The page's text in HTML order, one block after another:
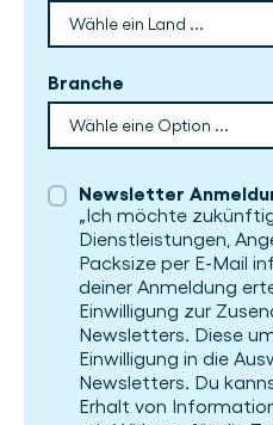
Branche
Newsletter
„Ich möchte
Dienstleistungen,
Packsize per E-Mail
deiner Anmeldung
Einwilligung zur
Newsletters. Diese
Einwilligung in die
Newsletters. Du
Erhalt von